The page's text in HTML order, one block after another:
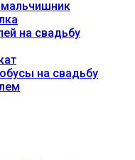
на свадьбу
на свадьбу